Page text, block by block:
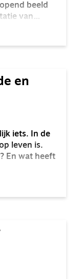
beeld
van
en
iets. In de
leven is.
En wat heeft